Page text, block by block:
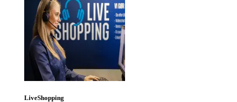
LiveShopping